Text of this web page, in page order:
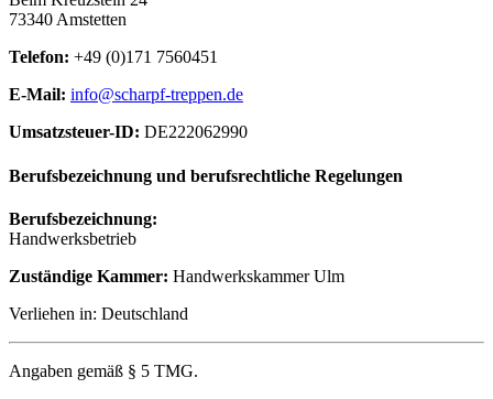
73340 Amstetten
Telefon: +49 (0)171 7560451
E-Mail: info@scharpf-treppen.de
Umsatzsteuer-ID: DE222062990
Berufsbezeichnung und berufsrechtliche Regelungen
Berufsbezeichnung:
Handwerksbetrieb
Zuständige Kammer: Handwerkskammer Ulm
Verliehen in: Deutschland
Angaben gemäß § 5 TMG.